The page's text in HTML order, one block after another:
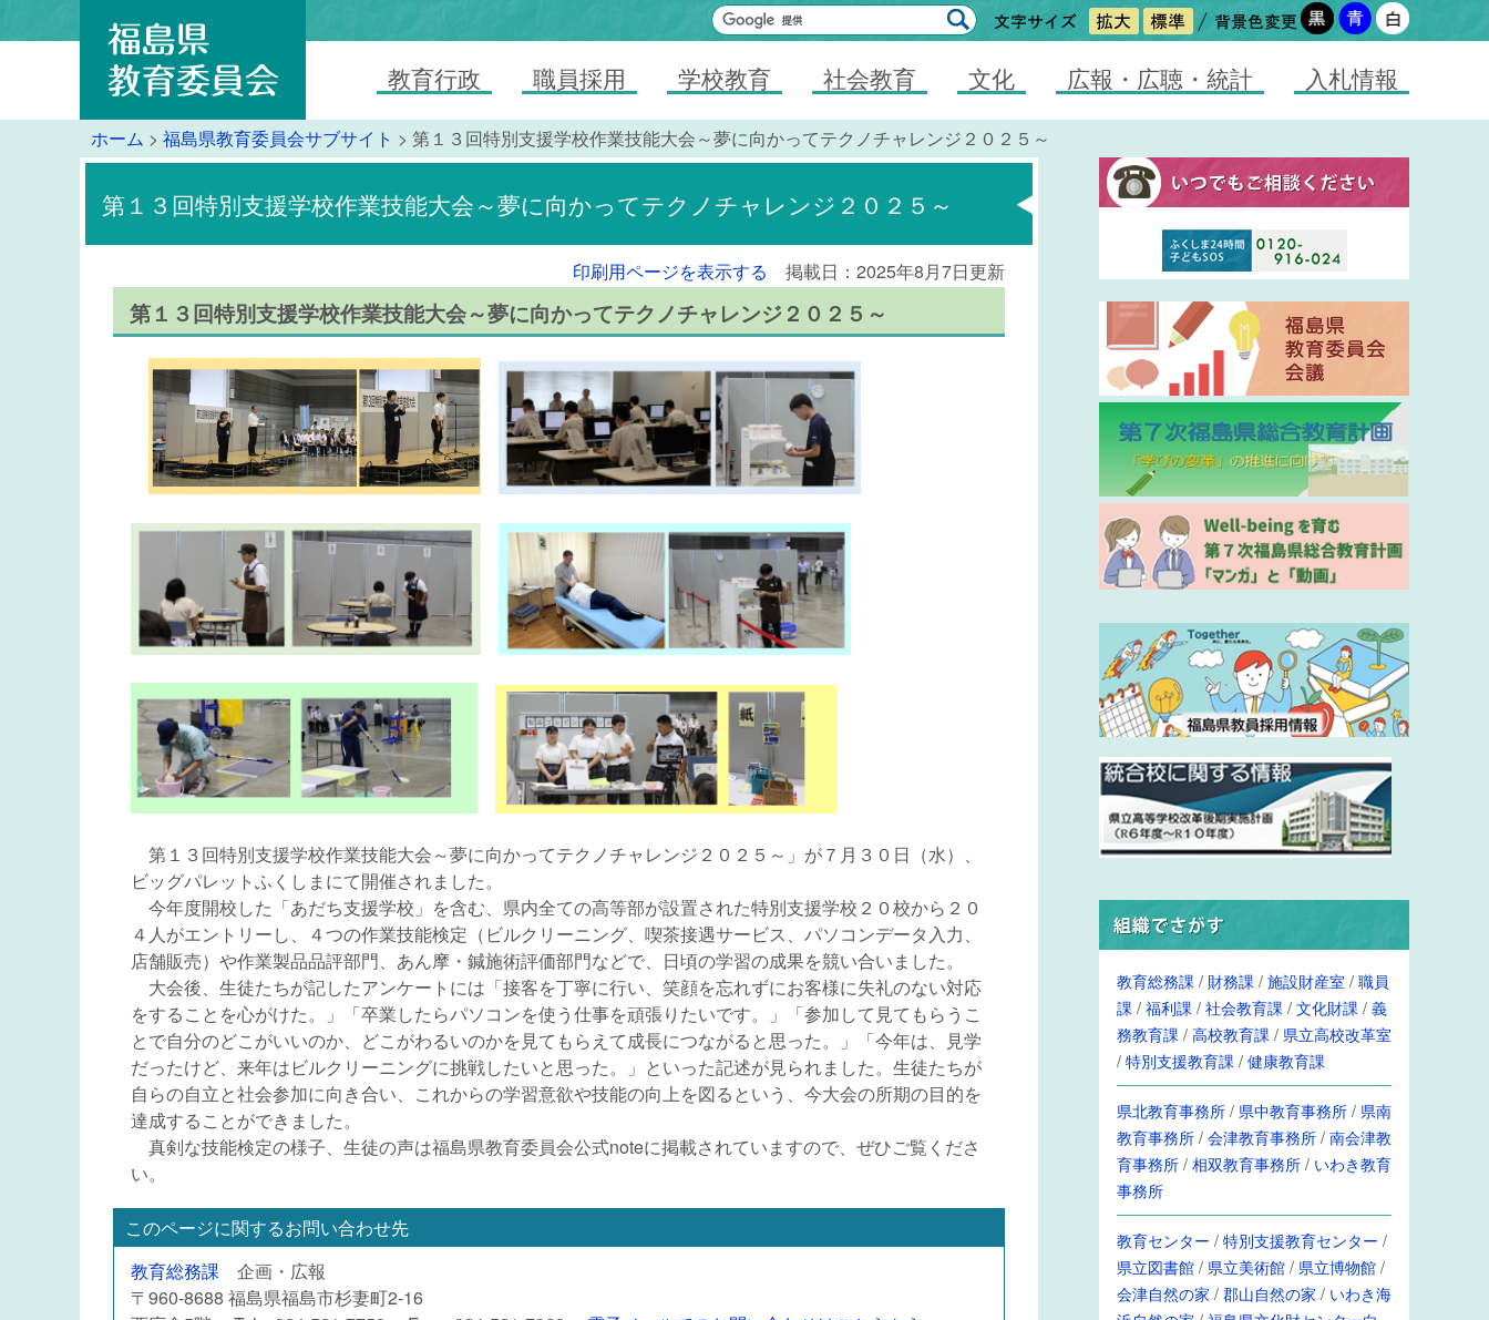
教育行政 職員採用 学校教育 社会教育 文化 広報・広聴・統計 入札情報
ホーム > 福島県教育委員会サブサイト > 第１３回特別支援学校作業技能大会～夢に向かってテクノチャレンジ２０２５～
第１３回特別支援学校作業技能大会～夢に向かってテクノチャレンジ２０２５～
印刷用ページを表示する 掲載日：2025年8月7日更新
第１３回特別支援学校作業技能大会～夢に向かってテクノチャレンジ２０２５～
第１３回特別支援学校作業技能大会～夢に向かってテクノチャレンジ２０２５～」が７月３０日（水）、
ビッグパレットふくしまにて開催されました。
今年度開校した「あだち支援学校」を含む、県内全ての高等部が設置された特別支援学校２０校から２０
４人がエントリーし、４つの作業技能検定（ビルクリーニング、喫茶接遇サービス、パソコンデータ入力、
店舗販売）や作業製品品評部門、あん摩・鍼施術評価部門などで、日頃の学習の成果を競い合いました。
大会後、生徒たちが記したアンケートには「接客を丁寧に行い、笑顔を忘れずにお客様に失礼のない対応
をすることを心がけた。」「卒業したらパソコンを使う仕事を頑張りたいです。」「参加して見てもらうこ
とで自分のどこがいいのか、どこがわるいのかを見てもらえて成長につながると思った。」「今年は、見学
だったけど、来年はビルクリーニングに挑戦したいと思った。」といった記述が見られました。生徒たちが
自らの自立と社会参加に向き合い、これからの学習意欲や技能の向上を図るという、今大会の所期の目的を
達成することができました。
真剣な技能検定の様子、生徒の声は福島県教育委員会公式noteに掲載されていますので、ぜひご覧くださ
い。
このページに関するお問い合わせ先
教育総務課 企画・広報
〒960-8688 福島県福島市杉妻町2-16
教育総務課 / 財務課 /施設財産室 /職員
課 /福利課 /社会教育課 /文化財課 /義
務教育課 /高校教育課 / 県立高校改革室
/特別支援教育課 /健康教育課
県北教育事務所/ 県中教育事務所/ 県南
教育事務所/会津教育事務所/南会津教
育事務所/相双教育事務所/ いわき教育
事務所
教育センター /特別支援教育センター /
県立図書館/ 県立美術館/ 県立博物館/
会津自然の家 /郡山自然の家 / いわき海